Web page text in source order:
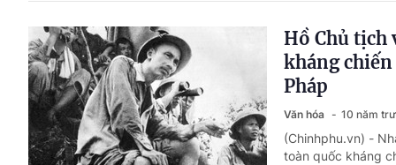
Hồ Chủ tịch
kháng
Pháp
Văn hóa 10 năm
(Chinhphu.vn) -
toàn quốc kháng